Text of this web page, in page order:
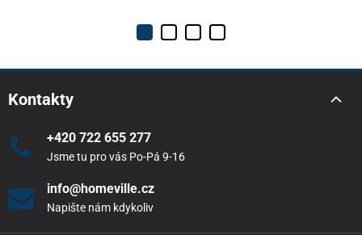
Kontakty
+420 722 655 277
Jsme tu pro vás Po-Pá 9-16
info@homeville.cz
Napište nám kdykoliv